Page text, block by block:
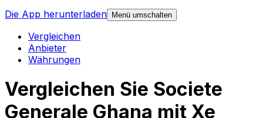
Die App herunterladen
Menü umschalten
Vergleichen
Anbieter
Währungen
Vergleichen Sie Societe
Generale Ghana mit Xe